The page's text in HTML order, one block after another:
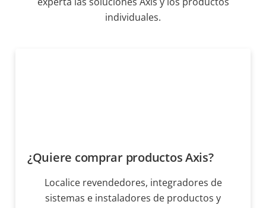
individuales.
¿Quiere comprar productos Axis?
Localice revendedores, integradores de
sistemas e instaladores de productos y